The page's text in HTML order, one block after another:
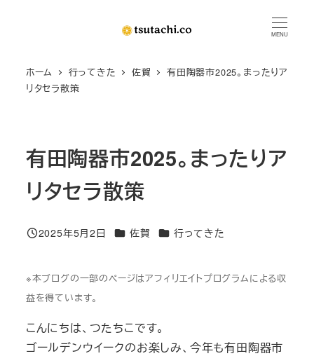
MENU
ホーム 行ってきた 佐賀
有田陶器市2025。まったりア
リタセラ散策
有田陶器市2025。まったりア
リタセラ散策
投稿日
2025年5月2日 カテゴリー
佐賀 カテゴリー
行ってきた
※本ブログの一部のページはアフィリエイトプログラムによる収
益を得ています。
こんにちは、つたちこです。
ゴールデンウイークのお楽しみ、今年も有田陶器市